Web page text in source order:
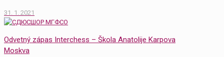
31. 1. 2021
Odvetný zápas Interchess – Škola Anatolije Karpova
Moskva